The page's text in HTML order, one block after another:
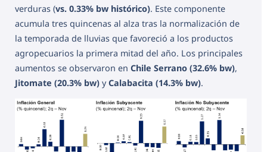
verduras (vs. 0.33% bw histórico). Este componente
acumula tres quincenas al alza tras la normalización de
la temporada de lluvias que favoreció a los productos
agropecuarios la primera mitad del año. Los principales
aumentos se observaron en Chile Serrano (32.6% bw),
Jitomate (20.3% bw) yCalabacita (14.3% bw).